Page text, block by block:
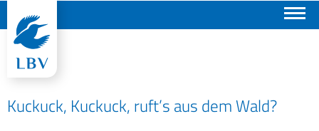
Kuckuck, Kuckuck, ruft’s aus dem Wald?